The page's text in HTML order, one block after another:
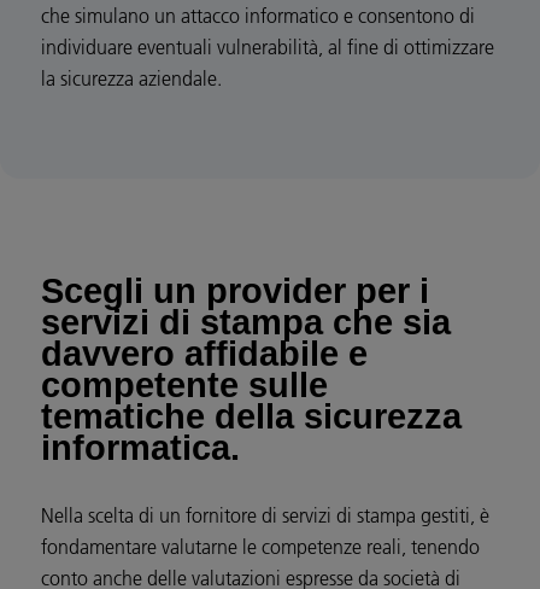
che simulano un attacco informatico e consentono di
individuare eventuali vulnerabilità, al fine di ottimizzare
la sicurezza aziendale.
Scegli un provider per i
servizi di stampa che sia
davvero affidabile e
competente sulle
tematiche della sicurezza
informatica.
Nella scelta di un fornitore di servizi di stampa gestiti, è
fondamentare valutarne le competenze reali, tenendo
conto anche delle valutazioni espresse da società di